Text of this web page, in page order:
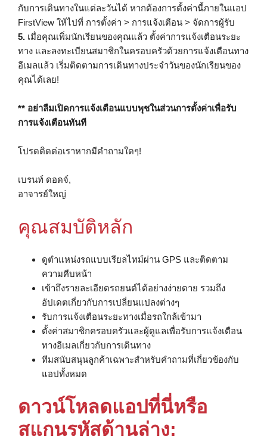
กับการเดินทางในแต่ละวันได้ หากต้องการตั้งค่านี้ภายในแอป
FirstView ให้ไปที่ การตั้งค่า > การแจ้งเตือน > จัดการผู้รับ
5. เมื่อคุณเพิ่มนักเรียนของคุณแล้ว ตั้งค่าการแจ้งเตือนระยะ
ทาง และลงทะเบียนสมาชิกในครอบครัวด้วยการแจ้งเตือนทาง
อีเมลแล้ว เริ่มติดตามการเดินทางประจำวันของนักเรียนของ
คุณได้เลย!
** อย่าลืมเปิดการแจ้งเตือนแบบพุชในส่วนการตั้งค่าเพื่อรับ
การแจ้งเตือนทันที
โปรดติดต่อเราหากมีคำถามใดๆ!
เบรนท์ ดอดจ์,
อาจารย์ใหญ่
คุณสมบัติหลัก
ดูตำแหน่งรถแบบเรียลไทม์ผ่าน GPS และติดตาม
ความคืบหน้า
เข้าถึงรายละเอียดรถยนต์ได้อย่างง่ายดาย รวมถึง
อัปเดตเกี่ยวกับการเปลี่ยนแปลงต่างๆ
รับการแจ้งเตือนระยะทางเมื่อรถใกล้เข้ามา
ตั้งค่าสมาชิกครอบครัวและผู้ดูแลเพื่อรับการแจ้งเตือน
ทางอีเมลเกี่ยวกับการเดินทาง
ทีมสนับสนุนลูกค้าเฉพาะสำหรับคำถามที่เกี่ยวข้องกับ
แอปทั้งหมด
ดาวน์โหลดแอปที่นี่หรือ
สแกนรหัสด้านล่าง: